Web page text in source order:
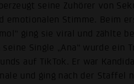
seine Zuhörer von
emotionalen Stimme. Beim
ging sie viral und zählte
seine Single „Ana“ wurde ein
auf TikTok. Er war
und ging nach der Staffel